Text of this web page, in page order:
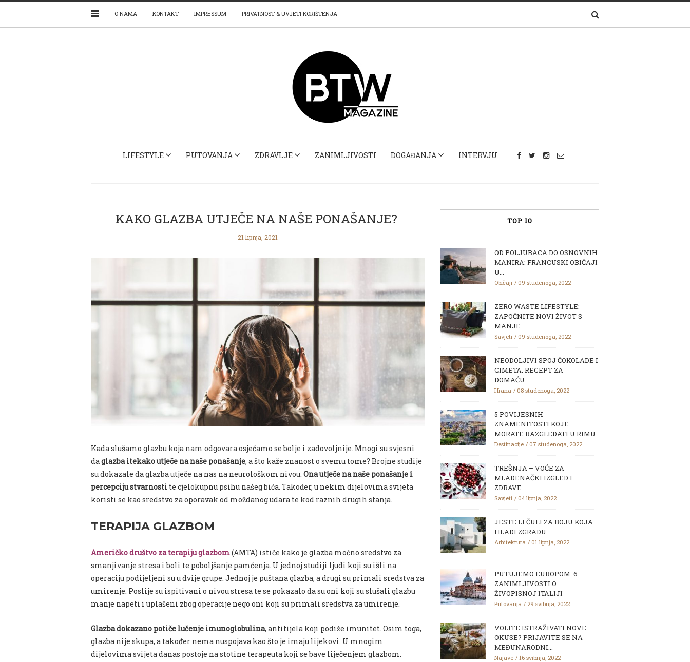
O NAMA KONTAKT IMPRESSUM PRIVATNOST & UVJETI KORIŠTENJA
LIFESTYLE PUTOVANJA ZDRAVLJE ZANIMLJIVOSTI DOGAĐANJA INTERVJU
KAKO GLAZBA UTJEČE NA NAŠE PONAŠANJE?
21 lipnja, 2021
Kada slušamo glazbu koja nam odgovara osjećamo se bolje i zadovoljnije. Mnogi su svjesni
daglazba itekako utječe na naše ponašanje, a što kaže znanost o svemu tome? Brojne studije
su dokazale da glazba utječe na nas na neurološkom nivou. Ona utječe na naše ponašanje i
percepciju stvarnosti te cjelokupnu psihu našeg bića. Također, u nekim dijelovima svijeta
koristi se kao sredstvo za oporavak od moždanog udara te kod raznih drugih stanja.
TERAPIJA GLAZBOM
Američko društvo za terapiju glazbom(AMTA) ističe kako je glazba moćno sredstvo za
smanjivanje stresa i boli te poboljšanje pamćenja. U jednoj studiji ljudi koji su išli na
operaciju podijeljeni su u dvije grupe. Jednoj je puštana glazba, a drugi su primali sredstva za
umirenje. Poslije su ispitivani o nivou stresa te se pokazalo da su oni koji su slušali glazbu
manje napeti i uplašeni zbog operacije nego oni koji su primali sredstva za umirenje.
Glazba dokazano potiče lučenje imunoglobulina, antitijela koji podiže imunitet. Osim toga,
glazba nije skupa, a također nema nuspojava kao što je imaju lijekovi. U mnogim
dijelovima svijeta danas postoje na stotine terapeuta koji se bave liječenjem glazbom.
TOP 10
OD POLJUBACA DO OSNOVNIH
MANIRA: FRANCUSKI OBIČAJI
U...
Običaji 09 studenoga, 2022
ZERO WASTE LIFESTYLE:
ZAPOČNITE NOVI ŽIVOT S
MANJE...
Savjeti 09 studenoga, 2022
NEODOLJIVI SPOJ ČOKOLADE I
CIMETA: RECEPT ZA
DOMAĆU...
Hrana 08 studenoga, 2022
5 POVIJESNIH
ZNAMENITOSTI KOJE
MORATE RAZGLEDATI U RIMU
Destinacije 07 studenoga, 2022
TREŠNJA – VOĆE ZA
MLADENAČKI IZGLED I
ZDRAVE...
Savjeti 04 lipnja, 2022
JESTE LI ČULI ZA BOJU KOJA
HLADI ZGRADU...
Arhitektura 01 lipnja, 2022
PUTUJEMO EUROPOM: 6
ZANIMLJIVOSTI O
ŽIVOPISNOJ ITALIJI
Putovanja 29 svibnja, 2022
VOLITE ISTRAŽIVATI NOVE
OKUSE? PRIJAVITE SE NA
MEĐUNARODNI...
Najave 16 svibnja, 2022